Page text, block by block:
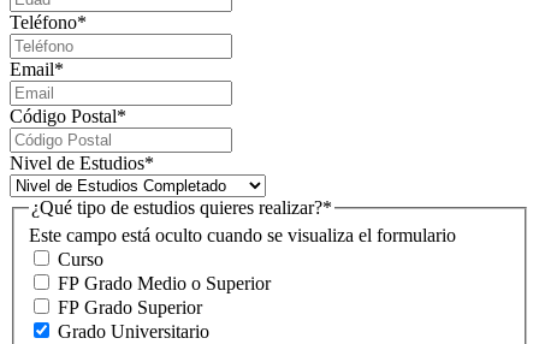
Teléfono*
Email*
Código Postal*
Nivel de Estudios*
Este campo está oculto cuando se visualiza el formulario
¿Qué tipo de estudios quieres realizar?*
Curso
FP Grado Medio o Superior
FP Grado Superior
Grado Universitario